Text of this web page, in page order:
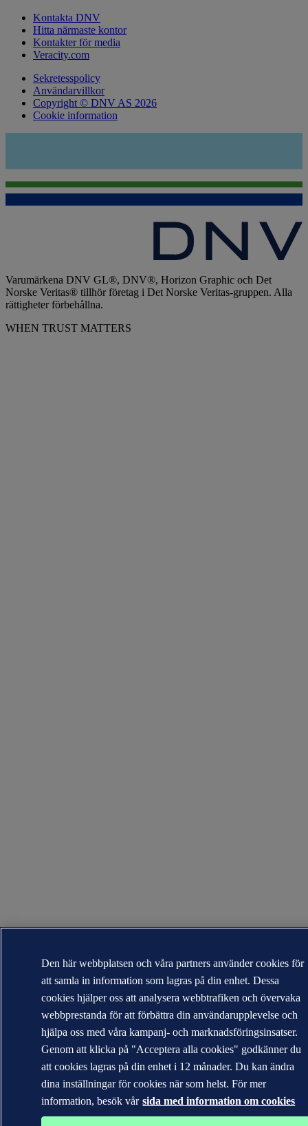
Kontakta DNV
Hitta närmaste kontor
Kontakter för media
Veracity.com
Sekretesspolicy
Användarvillkor
Copyright © DNV AS 2026
Cookie information
Varumärkena DNV GL®, DNV®, Horizon Graphic och Det
Norske Veritas® tillhör företag i Det Norske Veritas-gruppen. Alla
rättigheter förbehållna.
WHEN TRUST MATTERS
Den här webbplatsen och våra partners använder cookies för
att samla in information som lagras på din enhet. Dessa
cookies hjälper oss att analysera webbtrafiken och övervaka
webbprestanda för att förbättra din användarupplevelse och
hjälpa oss med våra kampanj- och marknadsföringsinsatser.
Genom att klicka på "Acceptera alla cookies" godkänner du
att cookies lagras på din enhet i 12 månader. Du kan ändra
dina inställningar för cookies när som helst. För mer
information, besök vår sida med information om cookies